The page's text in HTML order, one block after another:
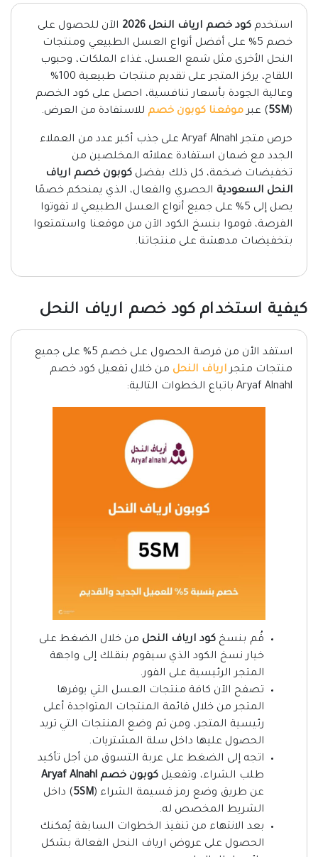
استخدم كود خصم ارياف النحل 2026
الآن للحصول على
خصم 5% على أفضل أنواع العسل الطبيعي ومنتجات
النحل الأخرى مثل شمع العسل، غذاء الملكات، وحبوب
اللقاح، يركز المتجر على تقديم منتجات طبيعية 100%
وعالية الجودة بأسعار تنافسية، احصل على كود الخصم
(
5SM) عبرموقعنا كوبون خصم للاستفادة من العرض.
حرص متجر Aryaf Alnahl على جذب أكبر عدد من العملاء
الجدد مع ضمان استفادة عملائه المخلصين من
تخفيضات ضخمة، كل ذلك بفضل كوبون خصم ارياف
النحل السعودية الحصري والفعال، الذي يمنحكم خصمًا
يصل إلى 5% على جميع أنواع العسل الطبيعي لا تفوتوا
الفرصة، قوموا بنسخ الكود الآن من موقعنا واستمتعوا
بتخفيضات مدهشة على منتجاتنا.
كيفية استخدام كود خصم ارياف النحل
استفد الأن من فرصة الحصول على خصم 5% على جميع
منتجات متجرارياف النحل من خلال تفعيل كود خصم
Aryaf Alnahl باتباع الخطوات التالية:
قُم بنسخ كود ارياف النحل من خلال الضغط على
خيار نسخ الكود الذي سيقوم بنقلك إلى واجهة
المتجر الرئيسية على الفور.
تصفح الآن كافة منتجات العسل التي يوفرها
المتجر من خلال قائمة المنتجات المتواجدة أعلى
رئيسية المتجر، ومن ثم وضع المنتجات التي تريد
الحصول عليها داخل سلة المشتريات.
اتجه إلى الضغط على عربة التسوق من أجل تأكيد
طلب الشراء، وتفعيل كوبون خصم Aryaf Alnahl
عن طريق وضع رمز قسيمة الشراء (5SM) داخل
الشريط المخصص له.
بعد الانتهاء من تنفيذ الخطوات السابقة يُمكنك
الحصول على عروض ارياف النحل الفعالة بشكل